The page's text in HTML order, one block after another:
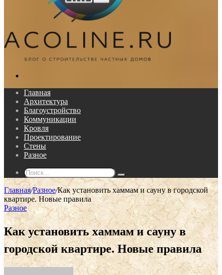
Главная
Архитектура
Благоустройство
Коммуникации
Кровля
Проектирование
Стены
Разное
Поиск...
Главная/Разное/Как установить хаммам и сауну в городской
квартире. Новые правила
Разное
Как установить хаммам и сауну в
городской квартире. Новые правила